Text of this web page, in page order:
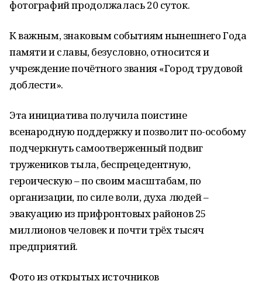
фотографий продолжалась 20 суток.
К важным, знаковым событиям нынешнего Года
памяти и славы, безусловно, относится и
учреждение почётного звания «Город трудовой
доблести».
Эта инициатива получила поистине
всенародную поддержку и позволит по-особому
подчеркнуть самоотверженный подвиг
тружеников тыла, беспрецедентную,
героическую – по своим масштабам, по
организации, по силе воли, духа людей –
эвакуацию из прифронтовых районов 25
миллионов человек и почти трёх тысяч
предприятий.
Фото из открытых источников